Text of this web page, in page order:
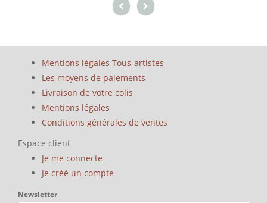
Mentions légales Tous-artistes
Les moyens de paiements
Livraison de votre colis
Mentions légales
Conditions générales de ventes
Espace client
Je me connecte
Je créé un compte
Newsletter